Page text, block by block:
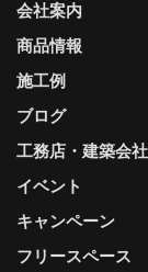
会社案内
商品情報
施工例
ブログ
工務店・建築会
イベント
キャンペーン
フリースペース